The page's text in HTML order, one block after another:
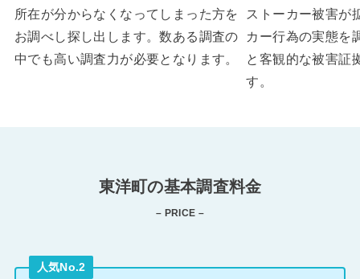
所在が分からなくなってしまった方を
お調べし探し出します。数ある調査の
中でも高い調査力が必要となります。
ストーカー被害が
カー行為の実態を
と客観的な被害証
す。
東洋町の基本調査料金
– PRICE –
人気No.2